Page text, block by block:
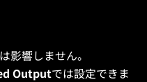
影響しません。
Outputでは設定できま